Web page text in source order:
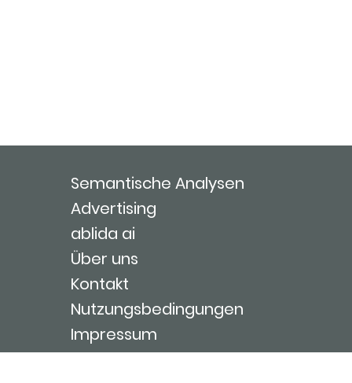
Semantische Analysen
Advertising
ablida ai
Über uns
Kontakt
Nutzungsbedingungen
Impressum
Login